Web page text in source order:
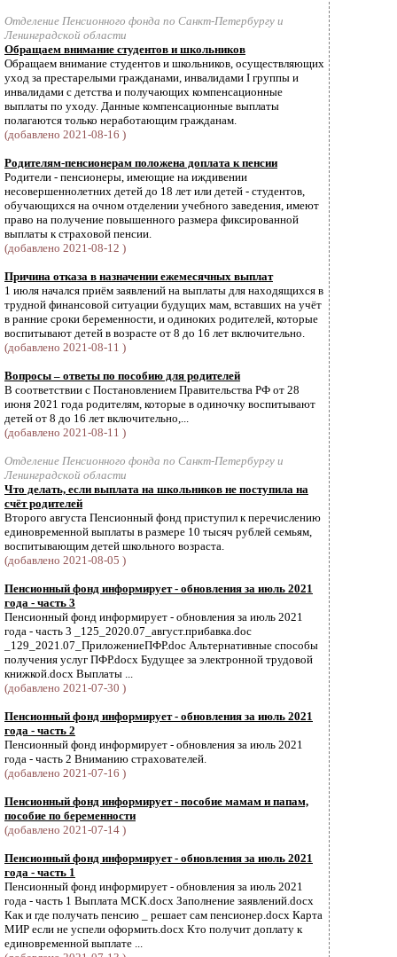
Отделение Пенсионного фонда по Санкт-Петербургу и
Ленинградской области
Обращаем внимание студентов и школьников
Обращаем внимание студентов и школьников, осуществляющих
уход за престарелыми гражданами, инвалидами I группы и
инвалидами с детства и получающих компенсационные
выплаты по уходу. Данные компенсационные выплаты
полагаются только неработающим гражданам.
(добавлено 2021-08-16 )
Родителям-пенсионерам положена доплата к пенсии
Родители - пенсионеры, имеющие на иждивении
несовершеннолетних детей до 18 лет или детей - студентов,
обучающихся на очном отделении учебного заведения, имеют
право на получение повышенного размера фиксированной
выплаты к страховой пенсии.
(добавлено 2021-08-12 )
Причина отказа в назначении ежемесячных выплат
1 июля начался приём заявлений на выплаты для находящихся в
трудной финансовой ситуации будущих мам, вставших на учёт
в ранние сроки беременности, и одиноких родителей, которые
воспитывают детей в возрасте от 8 до 16 лет включительно.
(добавлено 2021-08-11 )
Вопросы – ответы по пособию для родителей
В соответствии с Постановлением Правительства РФ от 28
июня 2021 года родителям, которые в одиночку воспитывают
детей от 8 до 16 лет включительно,...
(добавлено 2021-08-11 )
Отделение Пенсионного фонда по Санкт-Петербургу и
Ленинградской области
Что делать, если выплата на школьников не поступила на
счёт родителей
Второго августа Пенсионный фонд приступил к перечислению
единовременной выплаты в размере 10 тысяч рублей семьям,
воспитывающим детей школьного возраста.
(добавлено 2021-08-05 )
Пенсионный фонд информирует - обновления за июль 2021
года - часть 3
Пенсионный фонд информирует - обновления за июль 2021
года - часть 3 _125_2020.07_август.прибавка.doc
_129_2021.07_ПриложениеПФР.doc Альтернативные способы
получения услуг ПФР.docx Будущее за электронной трудовой
книжкой.docx Выплаты ...
(добавлено 2021-07-30 )
Пенсионный фонд информирует - обновления за июль 2021
года - часть 2
Пенсионный фонд информирует - обновления за июль 2021
года - часть 2 Вниманию страхователей.
(добавлено 2021-07-16 )
Пенсионный фонд информирует - пособие мамам и папам,
пособие по беременности
(добавлено 2021-07-14 )
Пенсионный фонд информирует - обновления за июль 2021
года - часть 1
Пенсионный фонд информирует - обновления за июль 2021
года - часть 1 Выплата МСК.docx Заполнение заявлений.docx
Как и где получать пенсию _ решает сам пенсионер.docx Карта
МИР если не успели оформить.docx Кто получит доплату к
единовременной выплате ...